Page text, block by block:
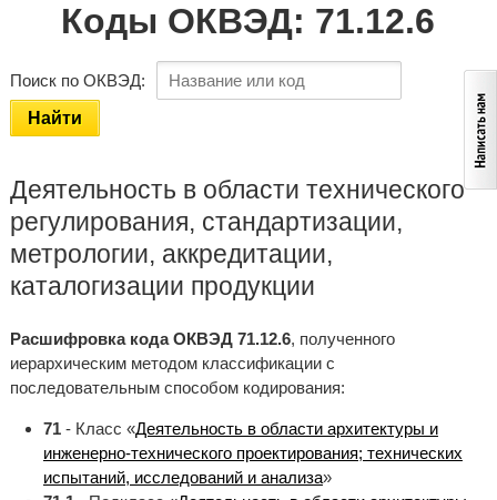
Коды ОКВЭД: 71.12.6
Поиск по ОКВЭД:
Найти
Деятельность в области технического
регулирования, стандартизации,
метрологии, аккредитации,
каталогизации продукции
Расшифровка кода ОКВЭД 71.12.6, полученного
иерархическим методом классификации с
последовательным способом кодирования:
71- Класс «Деятельность в области архитектуры и
инженерно-технического проектирования; технических
испытаний, исследований и анализа»